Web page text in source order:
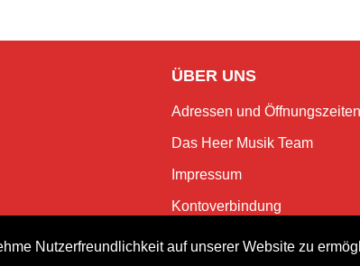
Nutzerfreundlichkeit auf unserer Website zu
ÜBER UNS
Adressen und Öffnungszeiten
Das Heer Musik Team
Impressum
Kontoverbindung
Jobs